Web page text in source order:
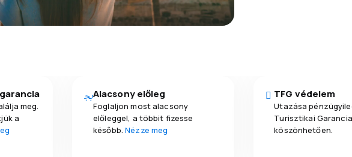
meg.
a
Alacsony előleg
Foglaljon most alacsony
előleggel, a többit fizesse
később.Nézze meg
TFG védelem
Utazása
Turisztikai
köszönhetően.